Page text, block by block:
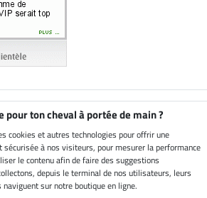
pour ton cheval à portée de main ?
cookies et autres technologies pour offrir une
sécurisée à nos visiteurs, pour mesurer la performance
le contenu afin de faire des suggestions
depuis le terminal de nos utilisateurs, leurs
sur notre boutique en ligne.